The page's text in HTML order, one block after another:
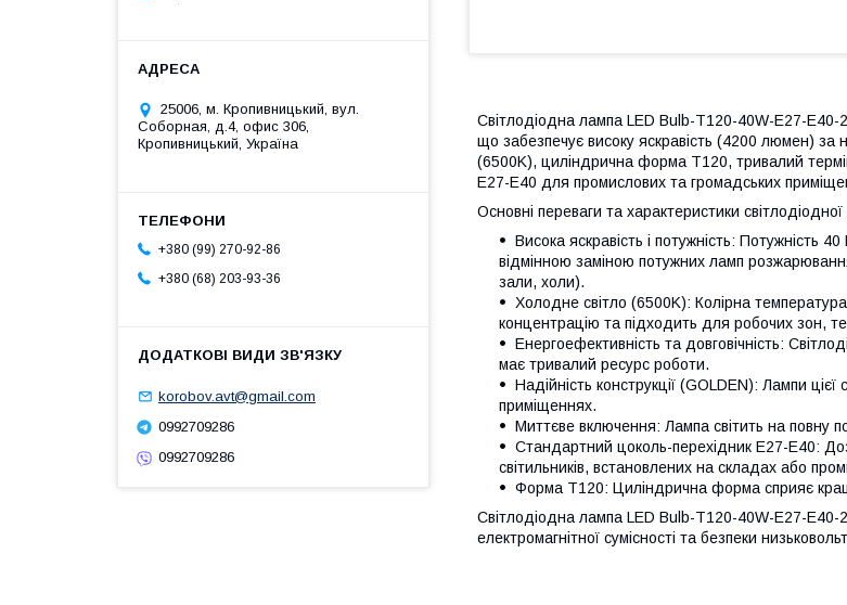
Світлодіодна лампа LED Bulb-T120-40W-E27-
що забезпечує високу яскравість (4200 люмен) за
(6500K), циліндрична форма T120, тривалий
E27-Е40 для промислових та громадських
Основні переваги та характеристики
Висока яскравість і потужність: Потужність
відмінною заміною потужних ламп
зали, холи).
Холодне світло (6500K): Колірна
концентрацію та підходить для робочих зон,
Енергоефективність та довговічність:
має тривалий ресурс роботи.
Надійність конструкції (GOLDEN): Лампи
приміщеннях.
Миттєве включення: Лампа світить на повну
Стандартний цоколь-перехідник E27-Е40:
світильників, встановлених на складах або
Форма T120: Циліндрична форма сприяє
Світлодіодна лампа LED Bulb-T120-40W-E27-E40-
електромагнітної сумісності та безпеки
25006, м. Кропивницький, вул.
Соборная, д.4, офис 306,
Кропивницький, Україна
+380 (99) 270-92-86
+380 (68) 203-93-36
korobov.avt@gmail.com
0992709286
0992709286